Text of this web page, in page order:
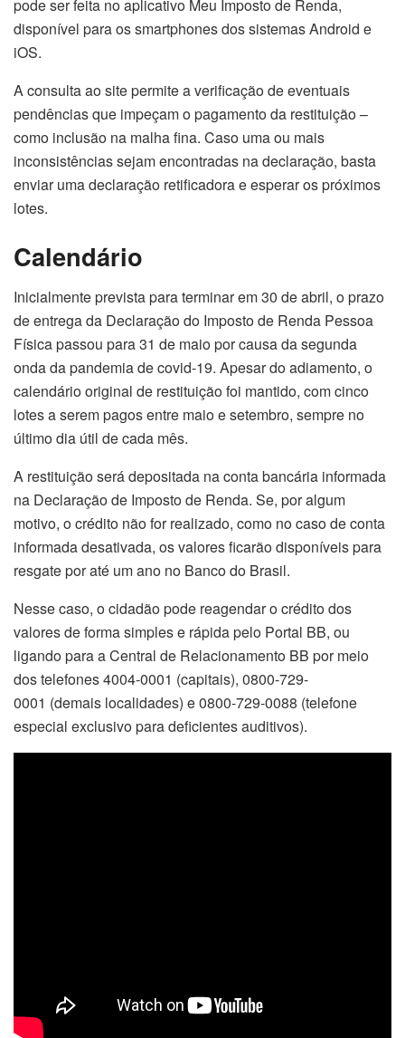
pode ser feita no aplicativo Meu Imposto de Renda,
disponível para os smartphones dos sistemas Android e
iOS.
A consulta ao site permite a verificação de eventuais
pendências que impeçam o pagamento da restituição –
como inclusão na malha fina. Caso uma ou mais
inconsistências sejam encontradas na declaração, basta
enviar uma declaração retificadora e esperar os próximos
lotes.
Calendário
Inicialmente prevista para terminar em 30 de abril, o prazo
de entrega da Declaração do Imposto de Renda Pessoa
Física passou para 31 de maio por causa da segunda
onda da pandemia de covid-19. Apesar do adiamento, o
calendário original de restituição foi mantido, com cinco
lotes a serem pagos entre maio e setembro, sempre no
último dia útil de cada mês.
A restituição será depositada na conta bancária informada
na Declaração de Imposto de Renda. Se, por algum
motivo, o crédito não for realizado, como no caso de conta
informada desativada, os valores ficarão disponíveis para
resgate por até um ano no Banco do Brasil.
Nesse caso, o cidadão pode reagendar o crédito dos
valores de forma simples e rápida pelo Portal BB, ou
ligando para a Central de Relacionamento BB por meio
dos telefones 4004-0001 (capitais), 0800-729-
0001 (demais localidades) e 0800-729-0088 (telefone
especial exclusivo para deficientes auditivos).